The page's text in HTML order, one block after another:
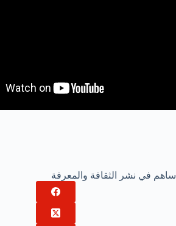
ساهم في نشر الثقافة والمعرفة